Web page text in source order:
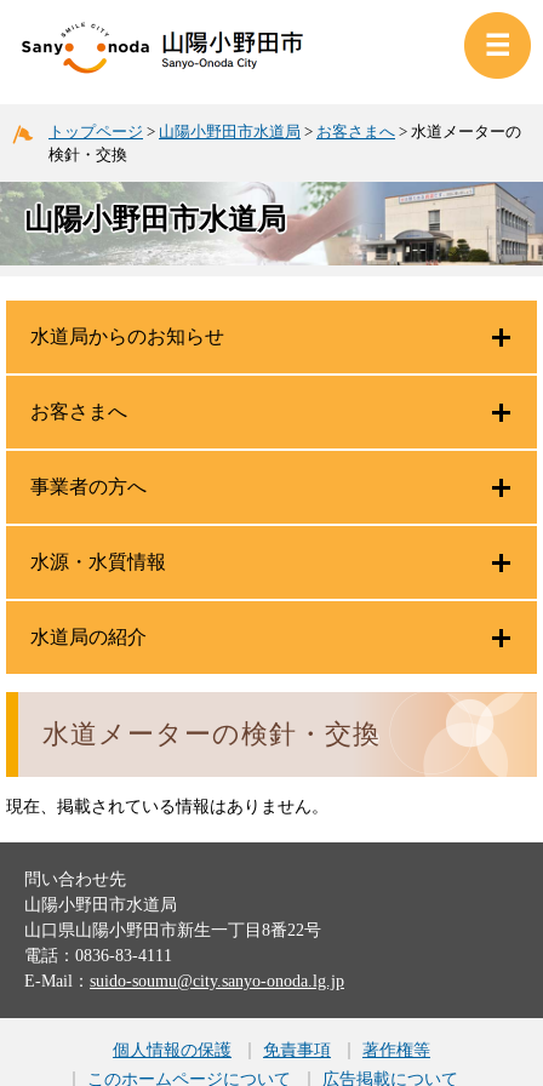
トップページ > 山陽小野田市水道局 > お客さまへ > 水道メーターの
検針・交換
山陽小野田市水道局
水道メーターの検針・交換
現在、掲載されている情報はありません。
水道局からのお知らせ
お客さまへ
事業者の方へ
水源・水質情報
水道局の紹介
問い合わせ先
山陽小野田市水道局
山口県山陽小野田市新生一丁目8番22号
電話：0836-83-4111
E-Mail： suido-soumu@city.sanyo-onoda.lg.jp
個人情報の保護 免責事項
著作権等
このホームページについて
広告掲載について